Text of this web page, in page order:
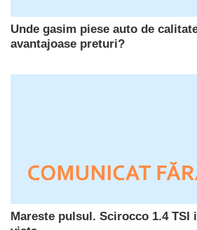
Unde gasim piese auto de
avantajoase preturi?
Mareste pulsul. Scirocco 1.4 TSI